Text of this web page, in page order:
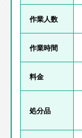
作業人数
作業時間
料金
処分品